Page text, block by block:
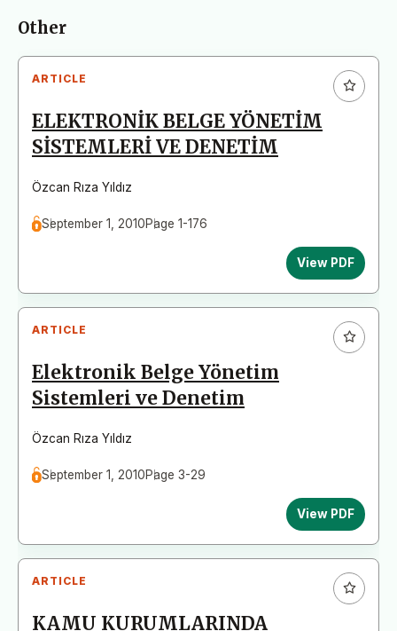
Articles
Other
ARTICLE
ELEKTRONİK BELGE YÖNETİM
SİSTEMLERİ VE DENETİM
Özcan Rıza Yıldız
September 1, 2010Page 1-176
View PDF
ARTICLE
Elektronik Belge Yönetim
Sistemleri ve Denetim
Özcan Rıza Yıldız
September 1, 2010Page 3-29
View PDF
ARTICLE
KAMU KURUMLARINDA